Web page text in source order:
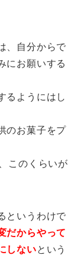
、自分からで
にお願いする
るようにはし
のお菓子をプ
このくらいが
というわけで
だからやって
しないという